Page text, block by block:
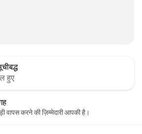
हुए
वापस करने की ज़िम्मेदारी आपकी है।